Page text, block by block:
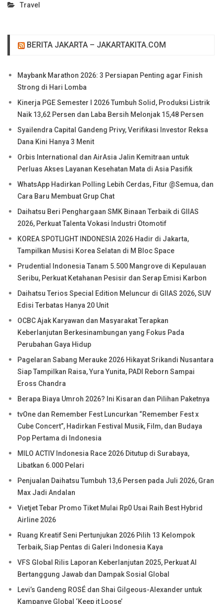
Travel
BERITA JAKARTA – JAKARTAKITA.COM
Maybank Marathon 2026: 3 Persiapan Penting agar Finish
Strong di Hari Lomba
Kinerja PGE Semester I 2026 Tumbuh Solid, Produksi Listrik
Naik 13,62 Persen dan Laba Bersih Melonjak 15,48 Persen
Syailendra Capital Gandeng Privy, Verifikasi Investor Reksa
Dana Kini Hanya 3 Menit
Orbis International dan AirAsia Jalin Kemitraan untuk
Perluas Akses Layanan Kesehatan Mata di Asia Pasifik
WhatsApp Hadirkan Polling Lebih Cerdas, Fitur @Semua, dan
Cara Baru Membuat Grup Chat
Daihatsu Beri Penghargaan SMK Binaan Terbaik di GIIAS
2026, Perkuat Talenta Vokasi Industri Otomotif
KOREA SPOTLIGHT INDONESIA 2026 Hadir di Jakarta,
Tampilkan Musisi Korea Selatan di M Bloc Space
Prudential Indonesia Tanam 5.500 Mangrove di Kepulauan
Seribu, Perkuat Ketahanan Pesisir dan Serap Emisi Karbon
Daihatsu Terios Special Edition Meluncur di GIIAS 2026, SUV
Edisi Terbatas Hanya 20 Unit
OCBC Ajak Karyawan dan Masyarakat Terapkan
Keberlanjutan Berkesinambungan yang Fokus Pada
Perubahan Gaya Hidup
Pagelaran Sabang Merauke 2026 Hikayat Srikandi Nusantara
Siap Tampilkan Raisa, Yura Yunita, PADI Reborn Sampai
Eross Chandra
Berapa Biaya Umroh 2026? Ini Kisaran dan Pilihan Paketnya
tvOne dan Remember Fest Luncurkan “Remember Fest x
Cube Concert”, Hadirkan Festival Musik, Film, dan Budaya
Pop Pertama di Indonesia
MILO ACTIV Indonesia Race 2026 Ditutup di Surabaya,
Libatkan 6.000 Pelari
Penjualan Daihatsu Tumbuh 13,6 Persen pada Juli 2026, Gran
Max Jadi Andalan
Vietjet Tebar Promo Tiket Mulai Rp0 Usai Raih Best Hybrid
Airline 2026
Ruang Kreatif Seni Pertunjukan 2026 Pilih 13 Kelompok
Terbaik, Siap Pentas di Galeri Indonesia Kaya
VFS Global Rilis Laporan Keberlanjutan 2025, Perkuat AI
Bertanggung Jawab dan Dampak Sosial Global
Levi’s Gandeng ROSÉ dan Shai Gilgeous-Alexander untuk
Kampanye Global ‘Keep it Loose’